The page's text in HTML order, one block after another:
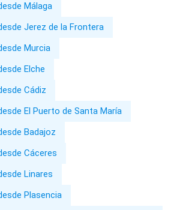
Málaga
Jerez de la Frontera
Murcia
Elche
Cádiz
El Puerto de Santa María
Badajoz
Cáceres
Linares
Plasencia